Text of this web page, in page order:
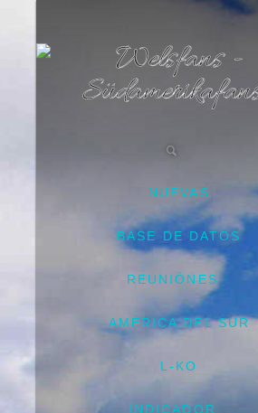
NUEVAS
BASE DE DATOS
REUNIÓNES
AMÉRICA DEL SUR
L-KO
INDICADOR